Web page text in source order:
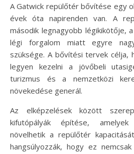
A Gatwick repülőtér bővítése egy
évek óta napirenden van. A
második legnagyobb légikikötője,
légi forgalom miatt egyre
szüksége. A bővítési tervek célja,
legyen kezelni a jövőbeli
turizmus és a nemzetközi
növekedése generál.
Az elképzelések között
kifutópályák építése,
növelhetik a repülőtér
hangsúlyozzák, hogy ez